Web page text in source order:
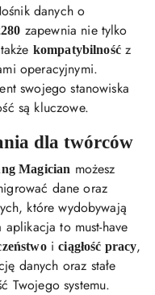
danych o
zapewnia nie tylko
kompatybilnośćz
operacyjnymi.
swojego stanowiska
są kluczowe.
dla twórców
Magician możesz
dane oraz
które wydobywają
aplikacja to must-have
iciągłość pracy,
danych oraz stałe
Twojego systemu.